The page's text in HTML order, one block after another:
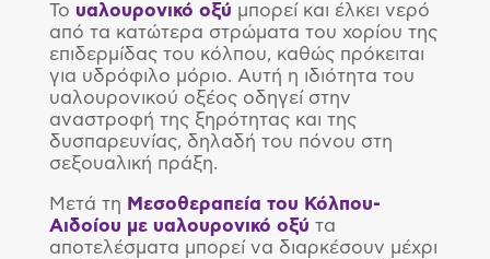
Το υαλουρονικό οξύ μπορεί και έλκει νερό
από τα κατώτερα στρώματα του χορίου της
επιδερμίδας του κόλπου, καθώς πρόκειται
για υδρόφιλο μόριο. Αυτή η ιδιότητα του
υαλουρονικού οξέος οδηγεί στην
αναστροφή της ξηρότητας και της
δυσπαρευνίας, δηλαδή του πόνου στη
σεξουαλική πράξη.
Μετά τη Μεσοθεραπεία του Κόλπου-
Αιδοίου με υαλουρονικό οξύ τα
αποτελέσματα μπορεί να διαρκέσουν μέχρι